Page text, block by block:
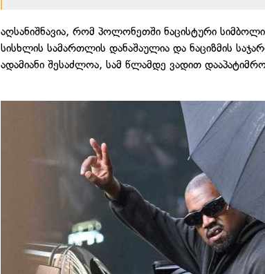
აღსანიშნავია, რომ პოლონეთში ნაცისტური
სისხლის სამართლის დანაშაულია და ნაციზმის
ადამიანი შესაძლოა, სამ წლამდე ვადით